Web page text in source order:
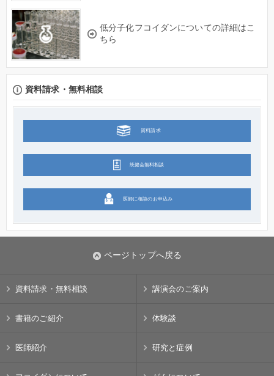
低分子化フコイダンについての詳細はこ
ちら
資料請求・無料相談
資料請求
統健会無料相談
医師に相談のお申込み
ページトップへ戻る
資料請求・無料相談 講演会のご案内
書籍のご紹介 体験談
医師紹介 研究と症例